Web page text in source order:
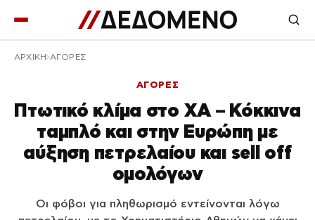
ΑΡΧΙΚΉ ΑΓΟΡΕΣ
ΑΓΟΡΕΣ
Πτωτικό κλίμα στο ΧΑ – Κόκκινα
ταμπλό και στην Ευρώπη με
αύξηση πετρελαίου και sell off
ομολόγων
Οι φόβοι για πληθωρισμό εντείνονται λόγω